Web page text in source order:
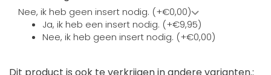
Nee, ik heb geen insert nodig. (+€0,00)
Ja, ik heb een insert nodig. (+€9,95)
Nee, ik heb geen insert nodig. (+€0,00)